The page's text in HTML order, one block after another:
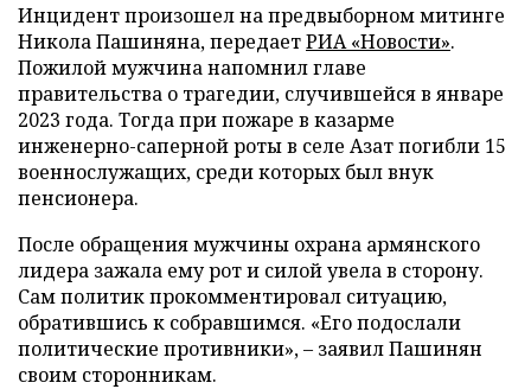
Инцидент произошел на предвыборном митинге
Никола Пашиняна, передаетРИА «Новости».
Пожилой мужчина напомнил главе
правительства о трагедии, случившейся в январе
2023 года. Тогда при пожаре в казарме
инженерно-саперной роты в селе Азат погибли 15
военнослужащих, среди которых был внук
пенсионера.
После обращения мужчины охрана армянского
лидера зажала ему рот и силой увела в сторону.
Сам политик прокомментировал ситуацию,
обратившись к собравшимся. «Его подослали
политические противники», – заявил Пашинян
своим сторонникам.